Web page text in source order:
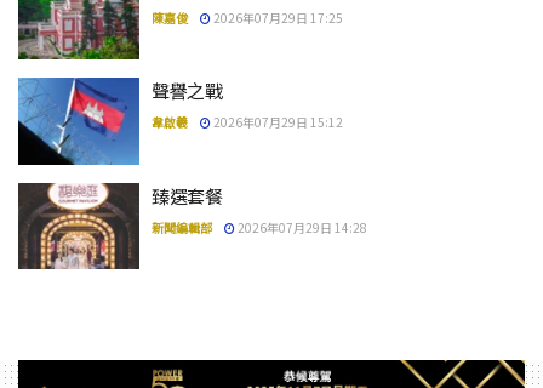
陳嘉俊 2026年07月29日 17:25
聲譽之戰
韋啟羲 2026年07月29日 15:12
臻選套餐
新聞編輯部 2026年07月29日 14:28